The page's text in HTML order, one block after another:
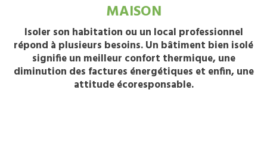
MAISON
Isoler son habitation ou un local professionnel
répond à plusieurs besoins. Un bâtiment bien isolé
signifie un meilleur confort thermique, une
diminution des factures énergétiques et enfin, une
attitude écoresponsable.